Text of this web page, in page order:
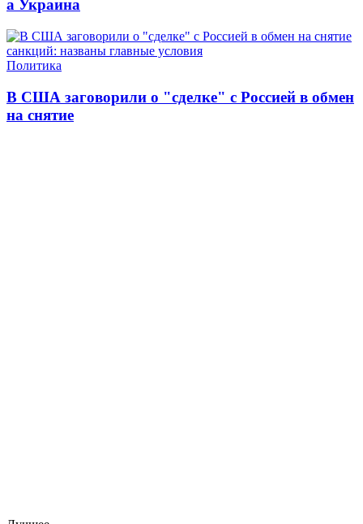
а Украина
Политика
В США заговорили о "сделке" с Россией в обмен
на снятие